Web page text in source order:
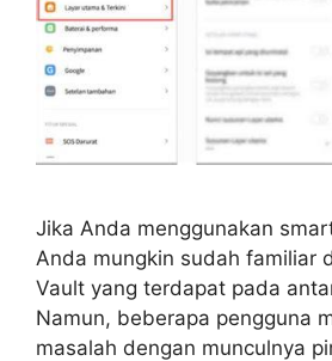
Jika Anda menggunakan
Anda mungkin sudah familiar
Vault yang terdapat pada
Namun, beberapa pengguna
masalah dengan munculnya